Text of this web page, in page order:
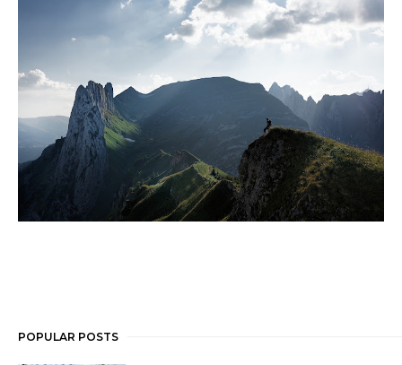
POPULAR POSTS